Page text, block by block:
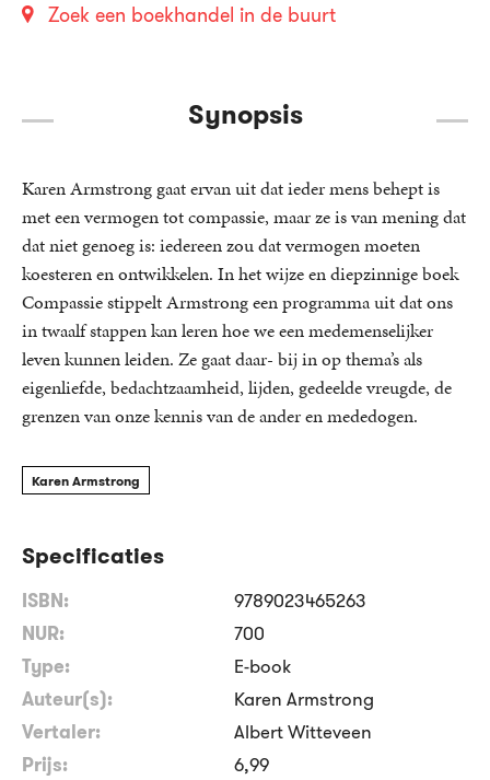
Zoek een boekhandel in de buurt
Synopsis
Karen Armstrong gaat ervan uit dat ieder mens behept is
met een vermogen tot compassie, maar ze is van mening dat
dat niet genoeg is: iedereen zou dat vermogen moeten
koesteren en ontwikkelen. In het wijze en diepzinnige boek
Compassie stippelt Armstrong een programma uit dat ons
in twaalf stappen kan leren hoe we een medemenselijker
leven kunnen leiden. Ze gaat daar- bij in op thema’s als
eigenliefde, bedachtzaamheid, lijden, gedeelde vreugde, de
grenzen van onze kennis van de ander en mededogen.
Karen Armstrong
Specificaties
ISBN:
9789023465263
NUR:
700
Type:
E-book
Auteur(s):
Karen Armstrong
Vertaler:
Albert Witteveen
Prijs:
6,99